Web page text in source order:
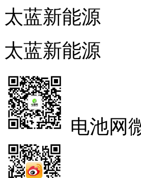
太蓝新能源
太蓝新能源
电池网